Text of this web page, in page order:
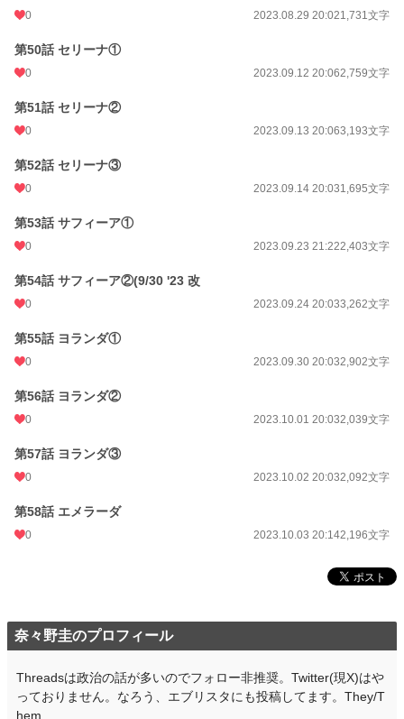
0 2023.08.29 20:021,731文字
第50話 セリーナ①
0 2023.09.12 20:062,759文字
第51話 セリーナ②
0 2023.09.13 20:063,193文字
第52話 セリーナ③
0 2023.09.14 20:031,695文字
第53話 サフィーア①
0 2023.09.23 21:222,403文字
第54話 サフィーア②(9/30 '23 改
0 2023.09.24 20:033,262文字
第55話 ヨランダ①
0 2023.09.30 20:032,902文字
第56話 ヨランダ②
0 2023.10.01 20:032,039文字
第57話 ヨランダ③
0 2023.10.02 20:032,092文字
第58話 エメラーダ
0 2023.10.03 20:142,196文字
奈々野圭のプロフィール
Threadsは政治の話が多いのでフォロー非推奨。Twitter(現X)はや
っておりません。なろう、エブリスタにも投稿してます。They/T
hem